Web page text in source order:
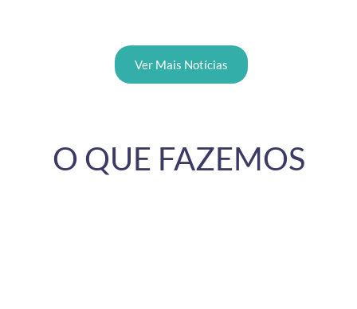
Ver Mais Notícias
O QUE FAZEMOS